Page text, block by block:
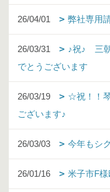
26/04/01 弊社専用
26/03/31
♪祝♪ 三
でとうございます
26/03/19
☆祝！！
ございます♪
26/03/03 今年もシ
26/01/16 米子市F